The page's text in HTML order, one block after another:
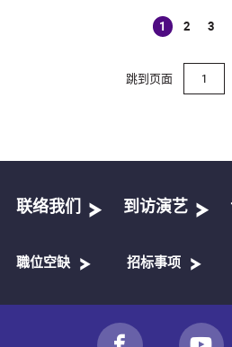
1
(current)
2 3
跳到页面
联络我们 到访演艺
職位空缺 招标事项